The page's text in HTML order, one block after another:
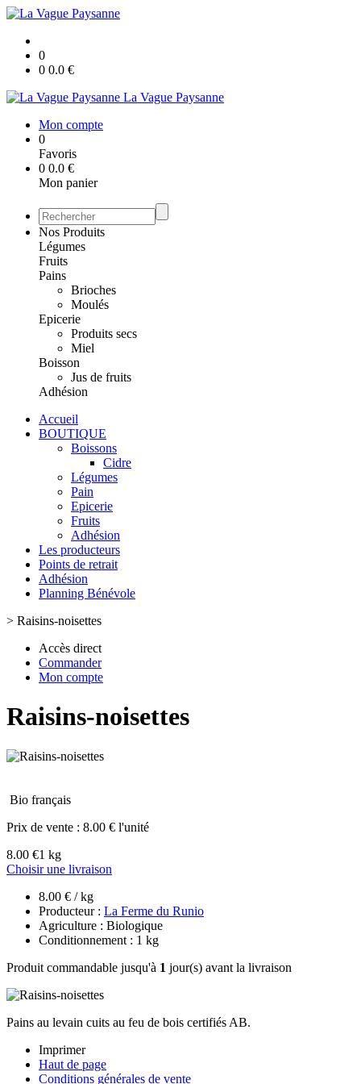
0
0 0.0 €
La Vague Paysanne
Mon compte
0
Favoris
0 0.0 €
Mon panier
Nos Produits
Légumes
Fruits
Pains
Brioches
Moulés
Epicerie
Produits secs
Miel
Boisson
Jus de fruits
Adhésion
Accueil
BOUTIQUE
Boissons
Cidre
Légumes
Pain
Epicerie
Fruits
Adhésion
Les producteurs
Points de retrait
Adhésion
Planning Bénévole
> Raisins-noisettes
Accès direct
Commander
Mon compte
Raisins-noisettes
Bio français
Prix de vente : 8.00 € l'unité
8.00 €1 kg
Choisir une livraison
8.00 € / kg
Producteur : La Ferme du Runio
Agriculture : Biologique
Conditionnement : 1 kg
Produit commandable jusqu'à 1 jour(s) avant la livraison
Pains au levain cuits au feu de bois certifiés AB.
Imprimer
Haut de page
Conditions générales de vente